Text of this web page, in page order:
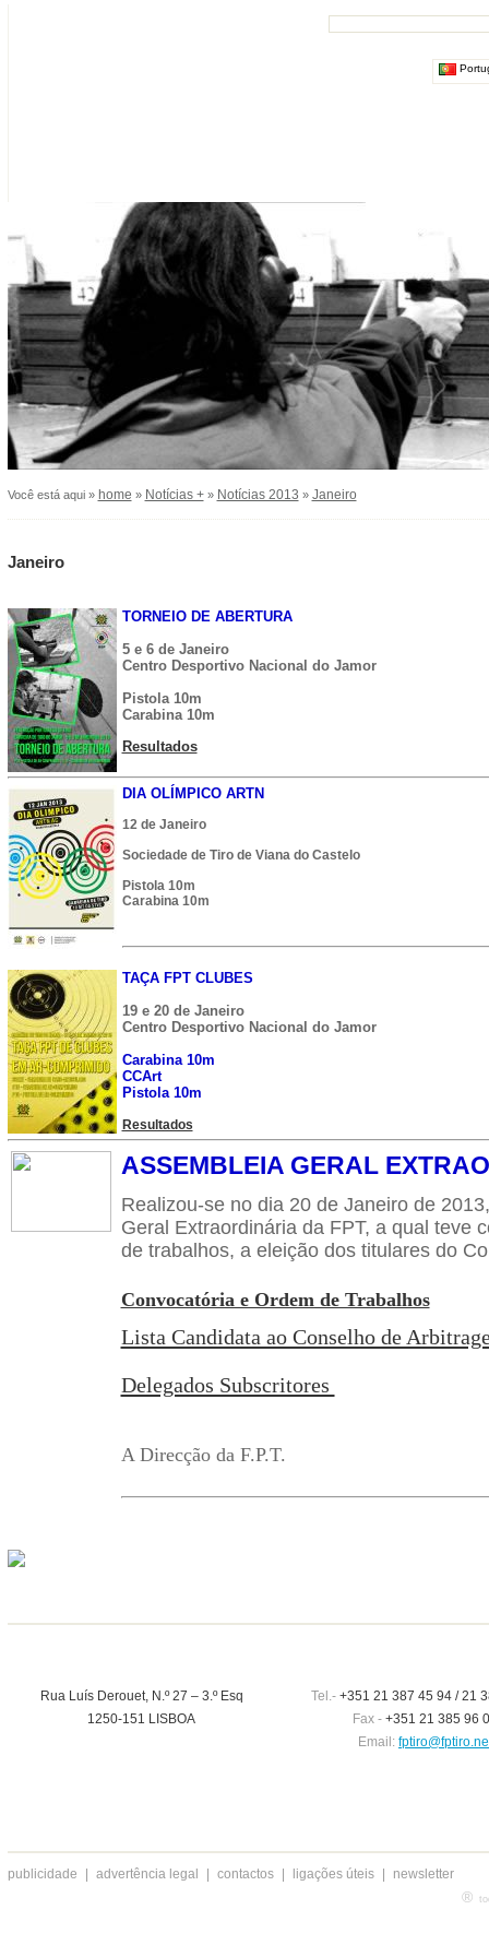
Você está aqui » home » Notícias +» Notícias 2013 » Janeiro
Janeiro
TORNEIO DE ABERTURA
5 e 6 de Janeiro
Centro Desportivo Nacional do Jamor
Pistola 10m
Carabina 10m
Resultados
DIA OLÍMPICO ARTN
12 de Janeiro
Sociedade de Tiro de Viana do Castelo
Pistola 10m
Carabina 10m
TAÇA FPT CLUBES
19 e 20 de Janeiro
Centro Desportivo Nacional do Jamor
Carabina 10m
CCArt
Pistola 10m
Resultados
ASSEMBLEIA GERAL
Realizou-se no dia 20 de Janeiro de
Geral Extraordinária da FPT, a qual teve
de trabalhos, a eleição dos titulares do
Convocatória e Ordem de Trabalhos
Lista Candidata ao Conselho de
Delegados Subscritores
A Direcção da F.P.T.
Rua Luís Derouet, N.º 27 – 3.º Esq
1250-151 LISBOA
Tel.-+351 21 387 45 94 / 21
Fax - +351 21 385 96
Email:
publicidade advertência legal contactos ligações úteis newsletter
®